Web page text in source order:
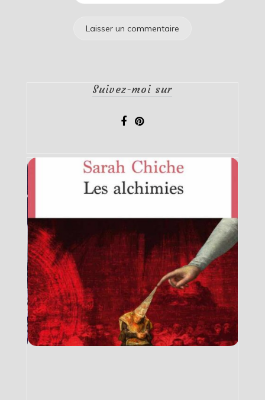
Suivez-moi sur